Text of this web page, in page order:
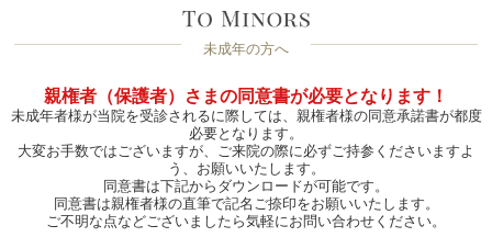
未成年の方へ
親権者（保護者）さまの同意書が必要となります！
未成年者様が当院を受診されるに際しては、親権者様の同意承諾書が都度
必要となります。
大変お手数ではございますが、ご来院の際に必ずご持参くださいますよ
う、お願いいたします。
同意書は下記からダウンロードが可能です。
同意書は親権者様の直筆で記名ご捺印をお願いいたします。
ご不明な点などございましたら気軽にお問い合わせください。